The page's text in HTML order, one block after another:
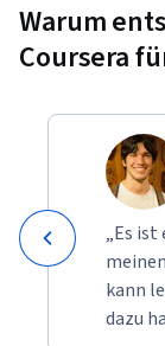
Warum
Coursera
„Es
kann
dazu